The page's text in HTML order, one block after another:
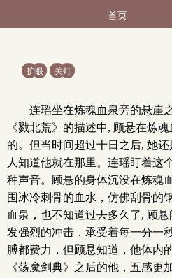
首页
护眼 关灯
连瑶坐在炼魂血泉旁的悬崖
《戮北荒》的描述中, 顾悬在炼
的。但当时间超过十日之后, 她
人知道他就在那里。连瑶盯着这
种声音。顾悬的身体沉没在炼魂
围冰冷刺骨的血水，仿佛刮骨的
血泉，也不知道过去多久了, 顾
发强烈的冲击，承受着每一分一
膊都费力，但顾悬知道，他体内
《荡魔剑典》之后的他，五感